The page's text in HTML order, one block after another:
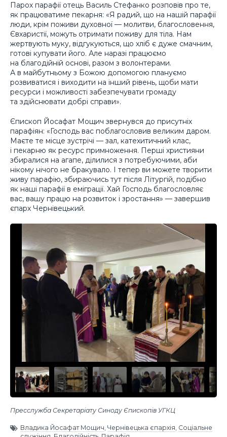
Парох парафії отець Василь Стефанко розповів про те,
як працюватиме пекарня: «Я радий, що на нашій парафії
люди, крім поживи духовної — молитви, благословення,
Євхаристії, можуть отримати поживу для тіла. Нам
жертвують муку, відгукуються, що хліб є дуже смачним,
готові купувати його. Але наразі працюємо
на благодійній основі, разом з волонтерами.
А в майбутньому з Божою допомогою плануємо
розвиватися і виходити на інший рівень, щоби мати
ресурси і можливості забезпечувати громаду
та здійснювати добрі справи».
Єпископ Йосафат Мощич звернувся до присутніх
парафіян: «Господь вас поблагословив великим даром.
Маєте те місце зустрічі — зал, катехитичний клас,
і пекарню як ресурс примноження. Перші християни
збиралися на агапе, ділилися з потребуючими, аби
нікому нічого не бракувало. І тепер ви можете творити
живу парафію, збираючись тут після Літургій, подібно
як наші парафії в еміграції. Хай Господь благословляє
вас, вашу працю на розвиток і зростання» — завершив
єпарх Чернівецький.
Пресслужба Секретаріату Синоду Єпископів УГКЦ
Владика Йосафат Мощич Чернівецька єпархія Соціальне